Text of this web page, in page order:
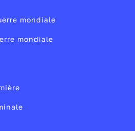
ou de stages passerelles
d'orientation.
mondiale
mondiale